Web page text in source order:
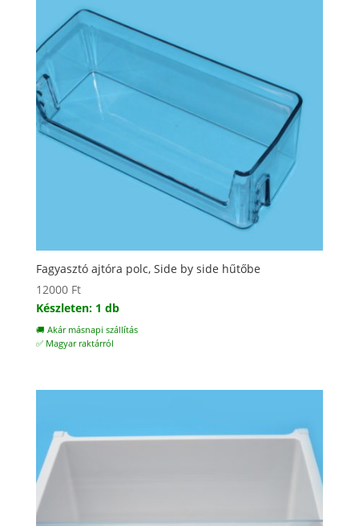
Fagyasztó ajtóra polc, Side by side hűtőbe
12000 Ft
Készleten: 1 db
🚚 Akár másnapi szállítás
✅ Magyar raktárról